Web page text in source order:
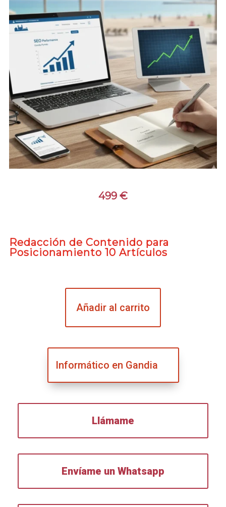
499 €
Redacción de Contenido para
Posicionamiento 10 Artículos
Añadir al carrito
Informático en Gandia
Llámame
Envíame un Whatsapp